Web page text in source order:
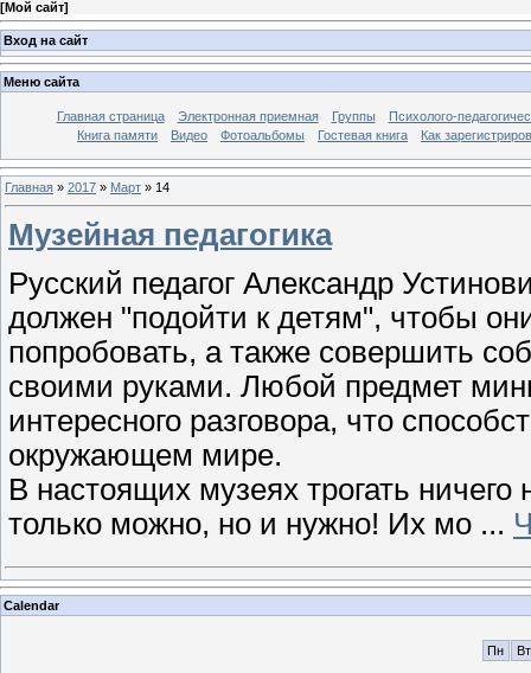
[Мой сайт]
Вход на сайт
Меню сайта
Главная страница Электронная приемная Группы
Психолого-
Книга памяти
Видео Фотоальбомы Гостевая книга Как
Главная » 2017 » Март » 14
Музейная педагогика
Русский педагог Александр
должен "подойти к детям", чтобы
попробовать, а также совершить
своими руками. Любой предмет
интересного разговора, что
окружающем мире.
В настоящих музеях трогать
только можно, но и нужно! Их мо ...
Calendar
Пн Вт